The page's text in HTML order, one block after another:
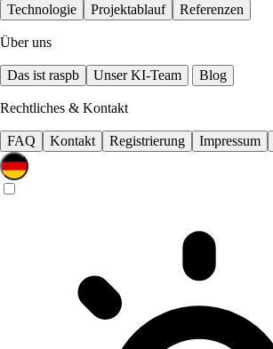
Technologie Projektablauf Referenzen
Über uns
Das ist raspb Unser KI-Team Blog
Rechtliches & Kontakt
FAQ Kontakt Registrierung Impressum